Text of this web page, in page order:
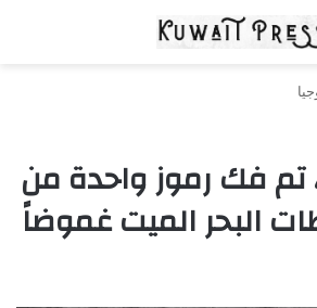
عاماً، تم فك رموز واحدة من
البحر الميت غموضاً